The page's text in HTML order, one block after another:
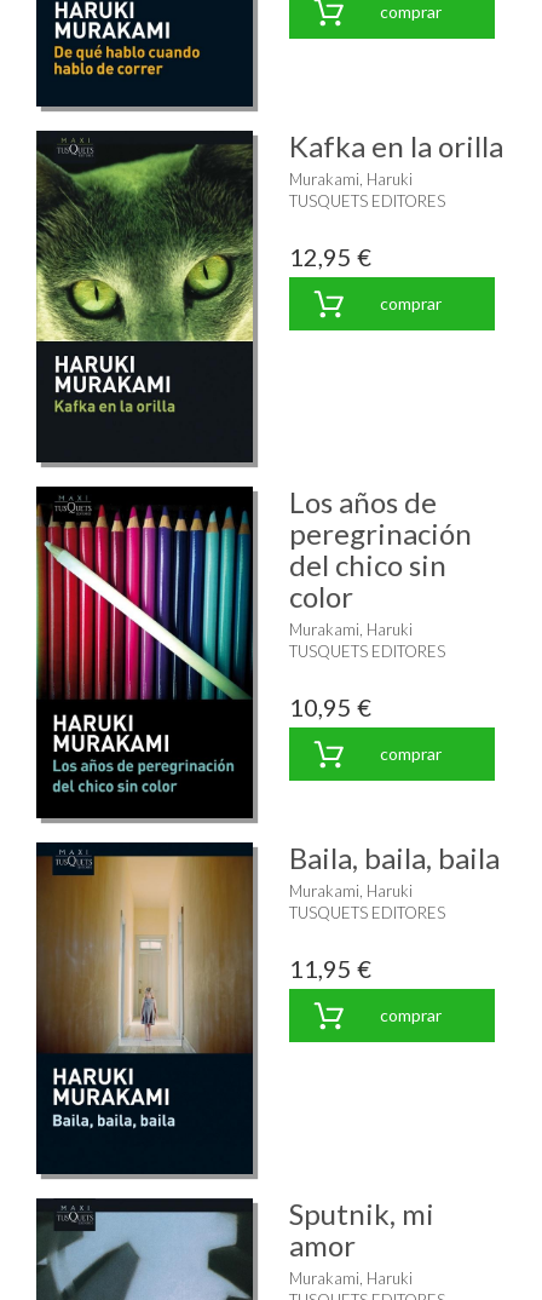
comprar
Kafka en la orilla
Murakami, Haruki
TUSQUETS EDITORES
12,95 €
comprar
Los años de
peregrinación
del chico sin
color
Murakami, Haruki
TUSQUETS EDITORES
10,95 €
comprar
Baila, baila, baila
Murakami, Haruki
TUSQUETS EDITORES
11,95 €
comprar
Sputnik, mi
amor
Murakami, Haruki